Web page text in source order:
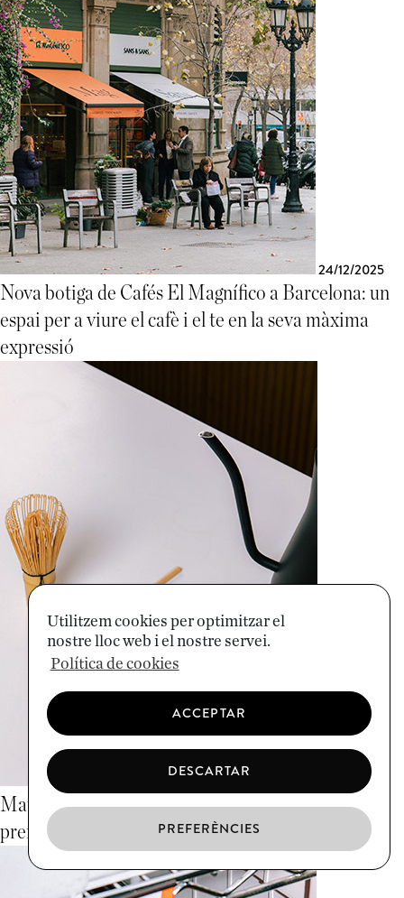
CA ESEN
24/12/2025
Nova botiga de Cafés El Magnífico a Barcelona: un
espai per a viure el cafè i el te en la seva màxima
expressió
18/12/2025
Matcha, latte i xocolata per a regalar: sabors
premium per a sorprendre
Utilitzem cookies per optimitzar el
nostre lloc web i el nostre servei.
Política de cookies
ACCEPTAR
DESCARTAR
PREFERÈNCIES